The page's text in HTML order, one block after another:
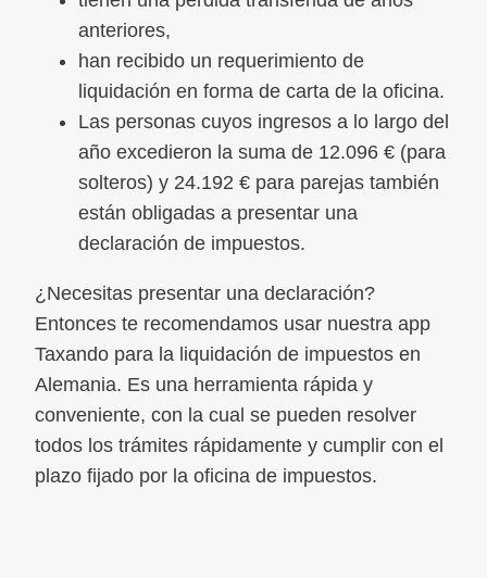
anteriores,
han recibido un requerimiento de
liquidación en forma de carta de la oficina.
Las personas cuyos ingresos a lo largo del
año excedieron la suma de 12.096 € (para
solteros) y 24.192 € para parejas también
están obligadas a presentar una
declaración de impuestos.
¿Necesitas presentar una declaración?
Entonces te recomendamos usar nuestra app
Taxando para la liquidación de impuestos en
Alemania. Es una herramienta rápida y
conveniente, con la cual se pueden resolver
todos los trámites rápidamente y cumplir con el
plazo fijado por la oficina de impuestos.